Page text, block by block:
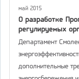
май 2015
О разработке
регулируемых
Департамент
дополнительные